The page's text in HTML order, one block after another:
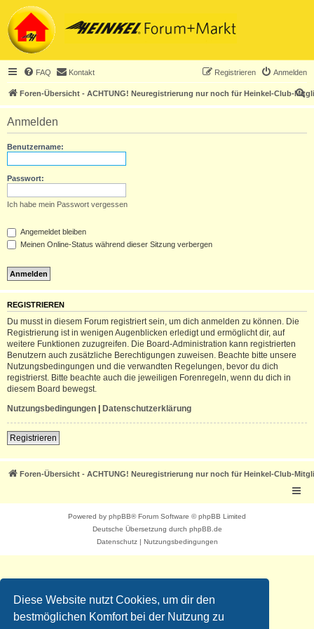
Diese Website nutzt Cookies, um dir den
bestmöglichen Komfort bei der Nutzung zu
FAQ Kontakt Anmelden
Registrieren
Foren-Übersicht - ACHTUNG! Neuregistrierung nur noch für Heinkel-Club-
S
u
Anmelden
Benutzername:
Passwort:
Ich habe mein Passwort vergessen
Angemeldet bleiben
Meinen Online-Status während dieser Sitzung verbergen
REGISTRIEREN
Du musst in diesem Forum registriert sein, um dich anmelden zu können. Die
Registrierung ist in wenigen Augenblicken erledigt und ermöglicht dir, auf
weitere Funktionen zuzugreifen. Die Board-Administration kann registrierten
Benutzern auch zusätzliche Berechtigungen zuweisen. Beachte bitte unsere
Nutzungsbedingungen und die verwandten Regelungen, bevor du dich
registrierst. Bitte beachte auch die jeweiligen Forenregeln, wenn du dich in
diesem Board bewegst.
Nutzungsbedingungen | Datenschutzerklärung
Registrieren
Foren-Übersicht - ACHTUNG! Neuregistrierung nur noch für Heinkel-Club-
Powered by phpBB® Forum Software © phpBB Limited
Deutsche Übersetzung durch phpBB.de
Datenschutz| Nutzungsbedingungen